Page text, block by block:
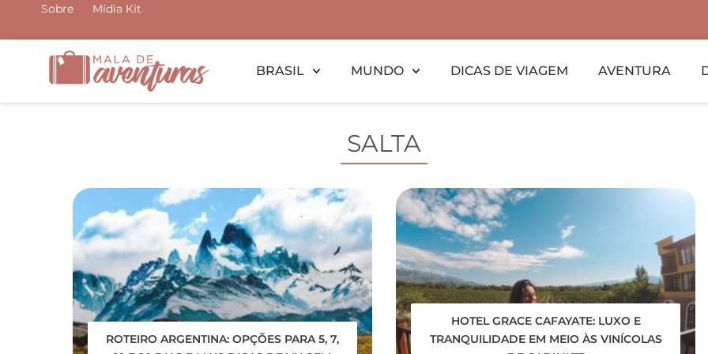
conteúdo
Sobre Mídia Kit
BRASIL MUNDO DICAS DE VIAGEM AVENTURA
SALTA
ROTEIRO ARGENTINA: OPÇÕES PARA 5, 7,
HOTEL GRACE CAFAYATE: LUXO E
TRANQUILIDADE EM MEIO ÀS VINÍCOLAS